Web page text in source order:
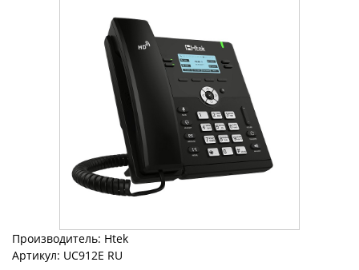
Производитель: Htek
Артикул: UC912E RU